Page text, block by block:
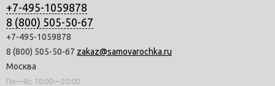
+7-495-1059878
8 (800) 505-50-67
+7-495-1059878
8 (800) 505-50-67 zakaz@samovarochka.ru
Москва
Пн—Вс 10:00—20:00